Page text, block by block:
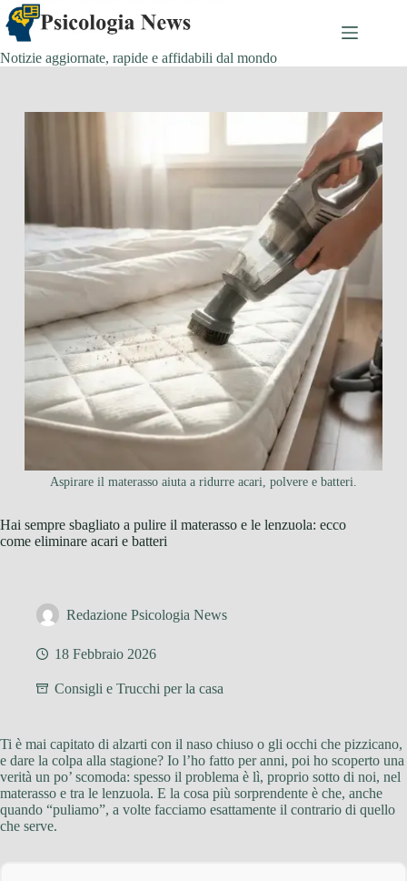
Salta
al
contenuto
Notizie aggiornate, rapide e affidabili dal mondo
Aspirare il materasso aiuta a ridurre acari, polvere e batteri.
Hai sempre sbagliato a pulire il materasso e le lenzuola: ecco
come eliminare acari e batteri
Redazione Psicologia News
18 Febbraio 2026
Consigli e Trucchi per la casa
Ti è mai capitato di alzarti con il naso chiuso o gli occhi che pizzicano,
e dare la colpa alla stagione? Io l’ho fatto per anni, poi ho scoperto una
verità un po’ scomoda: spesso il problema è lì, proprio sotto di noi, nel
materasso e tra le lenzuola. E la cosa più sorprendente è che, anche
quando “puliamo”, a volte facciamo esattamente il contrario di quello
che serve.